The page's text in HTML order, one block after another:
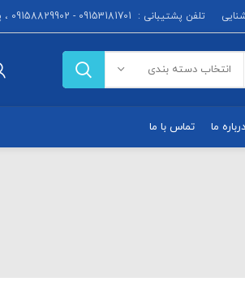
تلفن پشتیبانی : 09153181701 - 09158829902 ، پشتیبانی فنی : 09153181701
انتخاب دسته بندی
درباره ما تماس با ما